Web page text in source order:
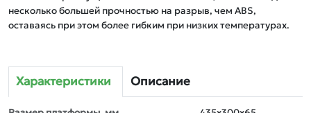
несколько большей прочностью на разрыв, чем ABS,
оставаясь при этом более гибким при низких температурах.
Характеристики Описание